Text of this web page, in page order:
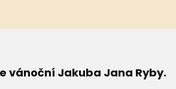
vánoční Jakuba Jana Ryby.